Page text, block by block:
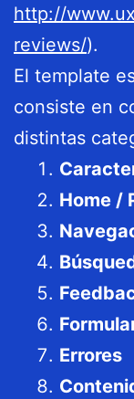
http://
reviews/).
El template
consiste en
distintas
Home /
Errores